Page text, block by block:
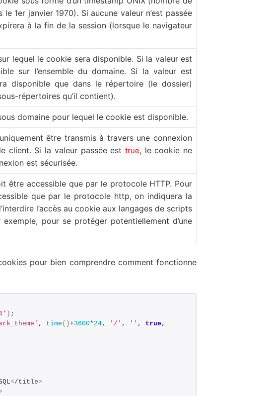
1er janvier 1970). Si aucune valeur n’est passée
à la fin de la session (lorsque le navigateur
lequel le cookie sera disponible. Si la valeur est
sur l’ensemble du domaine. Si la valeur est
disponible que dans le répertoire (le dossier)
répertoires qu’il contient).
domaine pour lequel le cookie est disponible.
être transmis à travers une connexion
client. Si la valeur passée est true, le cookie ne
est sécurisée.
être accessible que par le protocole HTTP. Pour
que par le protocole http, on indiquera la
l’accès au cookie aux langages de scripts
pour se protéger potentiellement d’une
pour bien comprendre comment fonctionne
) ;
, time ()+3600* 24, '/' , '' , true
</title>